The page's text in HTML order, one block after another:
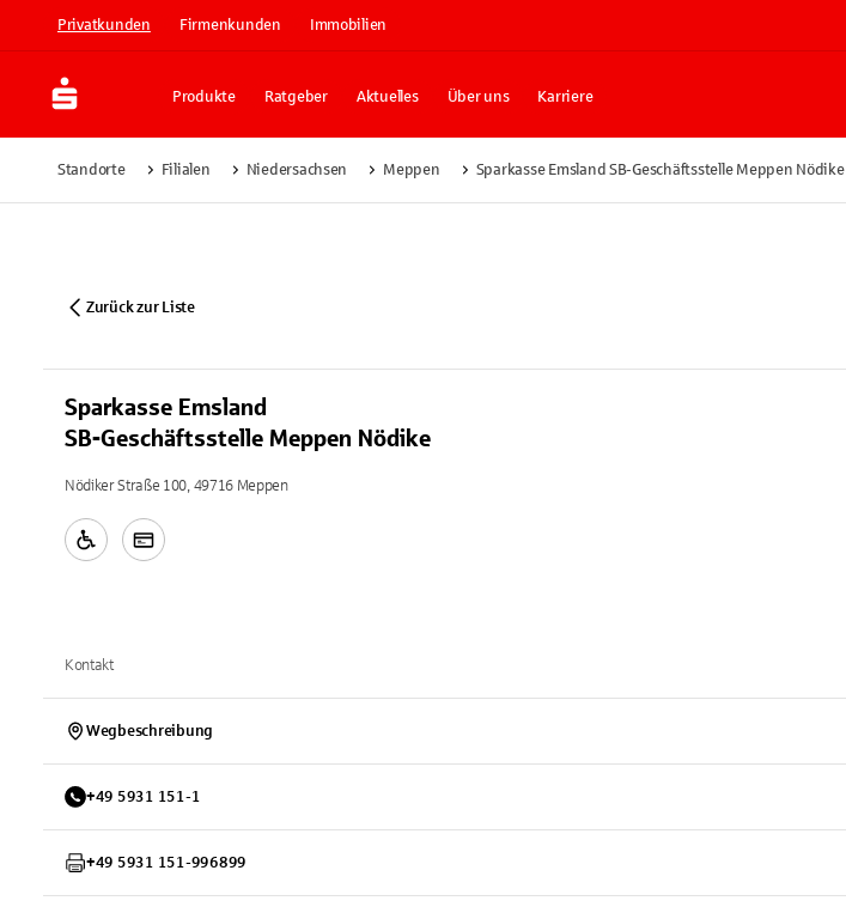
Privatkunden Firmenkunden Immobilien
Produkte Ratgeber Aktuelles Über uns Karriere
Standorte Filialen Niedersachsen Meppen Sparkasse Emsland SB-Geschäftsstelle Meppen Nödike
Zurück zur Liste
Sparkasse Emsland
SB-Geschäftsstelle Meppen Nödike
Nödiker Straße 100, 49716 Meppen
Kontakt
Wegbeschreibung
+49 5931 151-1
+49 5931 151-996899